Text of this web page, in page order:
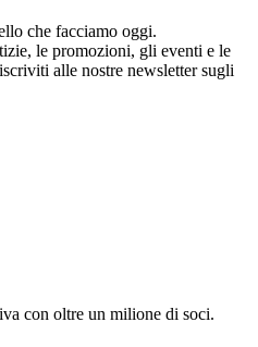
che facciamo oggi.
le promozioni, gli eventi e le
alle nostre newsletter sugli
con oltre un milione di soci.